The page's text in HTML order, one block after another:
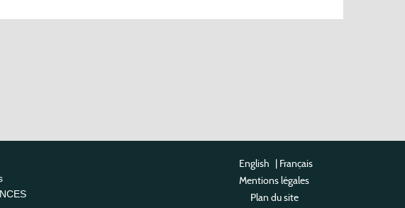
English | Français
Mentions légales
Plan du site